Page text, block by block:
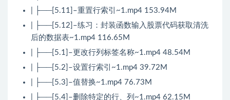
| ├──[5.11]–重置行索引~1.mp4 153.94M
| ├──[5.12]–练习：封装函数输入股票代码获取清洗
后的数据表~1.mp4 116.65M
| ├──[5.1]–更改行列标签名称~1.mp4 48.54M
| ├──[5.2]–设置行索引~1.mp4 39.72M
| ├──[5.3]–值替换~1.mp4 76.73M
| ├──[5.4]–删除特定的行、列~1.mp4 62.15M